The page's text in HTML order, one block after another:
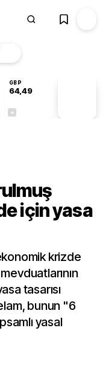
GBP
64,49
için yasa
krizde
tasarısı
bunun "6
yasal